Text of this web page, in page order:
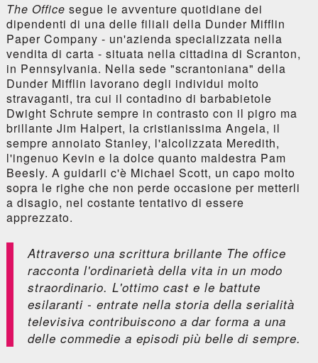
The Office segue le avventure quotidiane dei
dipendenti di una delle filiali della Dunder Mifflin
Paper Company - un'azienda specializzata nella
vendita di carta - situata nella cittadina di Scranton,
in Pennsylvania. Nella sede "scrantoniana" della
Dunder Mifflin lavorano degli individui molto
stravaganti, tra cui il contadino di barbabietole
Dwight Schrute sempre in contrasto con il pigro ma
brillante Jim Halpert, la cristianissima Angela, il
sempre annoiato Stanley, l'alcolizzata Meredith,
l'ingenuo Kevin e la dolce quanto maldestra Pam
Beesly. A guidarli c'è Michael Scott, un capo molto
sopra le righe che non perde occasione per metterli
a disagio, nel costante tentativo di essere
apprezzato.
Attraverso una scrittura brillante The office
racconta l'ordinarietà della vita in un modo
straordinario. L'ottimo cast e le battute
esilaranti - entrate nella storia della serialità
televisiva contribuiscono a dar forma a una
delle commedie a episodi più belle di sempre.